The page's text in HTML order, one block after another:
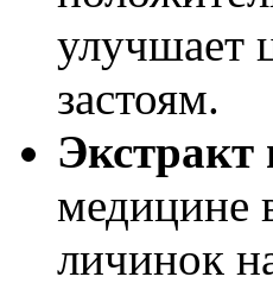
улучшает
застоям.
Экстракт
медицине
личинок